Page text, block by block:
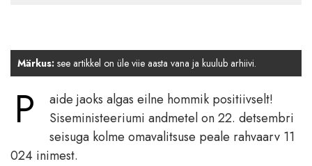
Märkus: see artikkel on üle viie aasta vana ja kuulub arhiivi.
P
aide jaoks algas eilne hommik positiivselt!
Siseministeeriumi andmetel on 22. detsembri
seisuga kolme omavalitsuse peale rahvaarv 11
024 inimest.